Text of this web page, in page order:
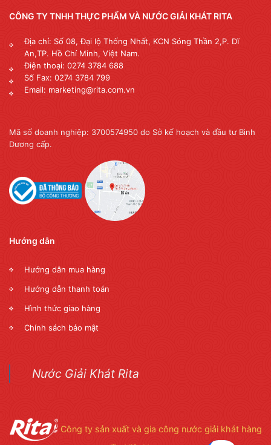
CÔNG TY TNHH THỰC PHẨM VÀ NƯỚC GIẢI KHÁT RITA
Địa chỉ: Số 08, Đại lộ Thống Nhất, KCN Sóng Thần 2,P. Dĩ
An,TP. Hồ Chí Minh, Việt Nam.
Điện thoại: 0274 3784 688
Số Fax: 0274 3784 799
Email: marketing@rita.com.vn
Mã số doanh nghiệp: 3700574950 do Sở kế hoạch và đầu tư Bình
Dương cấp.
Hướng dẫn
Hướng dẫn mua hàng
Hướng dẫn thanh toán
Hình thức giao hàng
Chính sách bảo mật
Nước Giải Khát Rita
Công ty sản xuất và gia công nước giải khát hàng